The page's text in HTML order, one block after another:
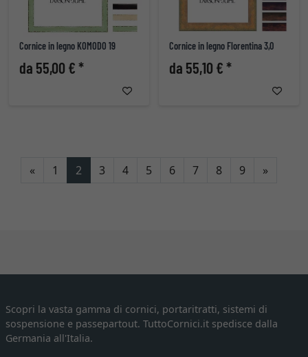
Cornice in legno KOMODO 19
da 55,00 € *
Cornice in legno Florentina 3,0
da 55,10 € *
«Indietro
1 2 3 4 5 6 7 8 9 »Avanti
Scopri la vasta gamma di cornici, portaritratti, sistemi di
sospensione e passepartout. TuttoCornici.it spedisce dalla
Germania all'Italia.